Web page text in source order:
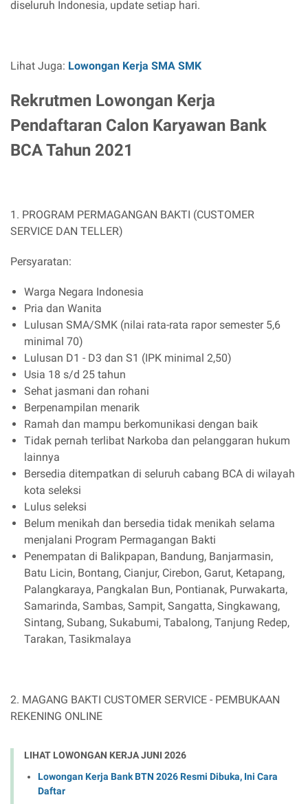
diseluruh Indonesia, update setiap hari.
Lihat Juga: Lowongan Kerja SMA SMK
Rekrutmen Lowongan Kerja
Pendaftaran Calon Karyawan Bank
BCA Tahun 2021
1. PROGRAM PERMAGANGAN BAKTI (CUSTOMER
SERVICE DAN TELLER)
Persyaratan:
Warga Negara Indonesia
Pria dan Wanita
Lulusan SMA/SMK (nilai rata-rata rapor semester 5,6
minimal 70)
Lulusan D1 - D3 dan S1 (IPK minimal 2,50)
Usia 18 s/d 25 tahun
Sehat jasmani dan rohani
Berpenampilan menarik
Ramah dan mampu berkomunikasi dengan baik
Tidak pernah terlibat Narkoba dan pelanggaran hukum
lainnya
Bersedia ditempatkan di seluruh cabang BCA di wilayah
kota seleksi
Lulus seleksi
Belum menikah dan bersedia tidak menikah selama
menjalani Program Permagangan Bakti
Penempatan di Balikpapan, Bandung, Banjarmasin,
Batu Licin, Bontang, Cianjur, Cirebon, Garut, Ketapang,
Palangkaraya, Pangkalan Bun, Pontianak, Purwakarta,
Samarinda, Sambas, Sampit, Sangatta, Singkawang,
Sintang, Subang, Sukabumi, Tabalong, Tanjung Redep,
Tarakan, Tasikmalaya
2. MAGANG BAKTI CUSTOMER SERVICE - PEMBUKAAN
REKENING ONLINE
LIHAT LOWONGAN KERJA JUNI 2026
Lowongan Kerja Bank BTN 2026 Resmi Dibuka, Ini Cara
Daftar